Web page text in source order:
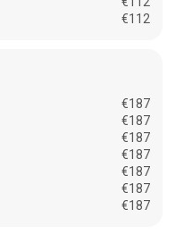
€112
€187
€187
€187
€187
€187
€187
€187